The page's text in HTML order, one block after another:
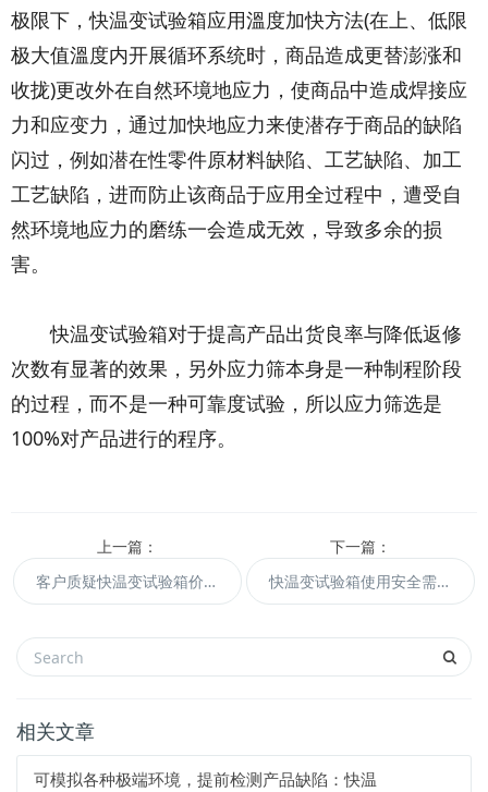
极限下，快温变试验箱应用溫度加快方法(在上、低限
极大值溫度内开展循环系统时，商品造成更替澎涨和
收拢)更改外在自然环境地应力，使商品中造成焊接应
力和应变力，通过加快地应力来使潜存于商品的缺陷
闪过，例如潜在性零件原材料缺陷、工艺缺陷、加工
工艺缺陷，进而防止该商品于应用全过程中，遭受自
然环境地应力的磨练一会造成无效，导致多余的损
害。
快温变试验箱对于提高产品出货良率与降低返修
次数有显著的效果，另外应力筛本身是一种制程阶段
的过程，而不是一种可靠度试验，所以应力筛选是
100%对产品进行的程序。
上一篇：
客户质疑快温变试验箱价格
下一篇：
快温变试验箱使用安全需特别注意
相关文章
可模拟各种极端环境，提前检测产品缺陷：快温